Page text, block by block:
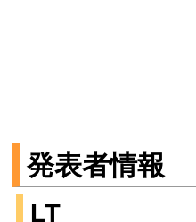
発表者情報
LT